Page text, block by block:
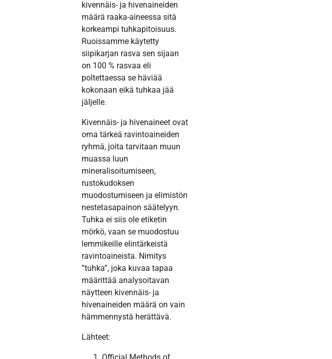
kivennäis- ja hivenaineiden
määrä raaka-aineessa sitä
korkeampi tuhkapitoisuus.
Ruoissamme käytetty
siipikarjan rasva sen sijaan
on 100 % rasvaa eli
poltettaessa se häviää
kokonaan eikä tuhkaa jää
jäljelle.
Kivennäis- ja hivenaineet ovat
oma tärkeä ravintoaineiden
ryhmä, joita tarvitaan muun
muassa luun
mineralisoitumiseen,
rustokudoksen
muodostumiseen ja elimistön
nestetasapainon säätelyyn.
Tuhka ei siis ole etiketin
mörkö, vaan se muodostuu
lemmikeille elintärkeistä
ravintoaineista. Nimitys
”tuhka”, joka kuvaa tapaa
määrittää analysoitavan
näytteen kivennäis- ja
hivenaineiden määrä on vain
hämmennystä herättävä.
Lähteet: